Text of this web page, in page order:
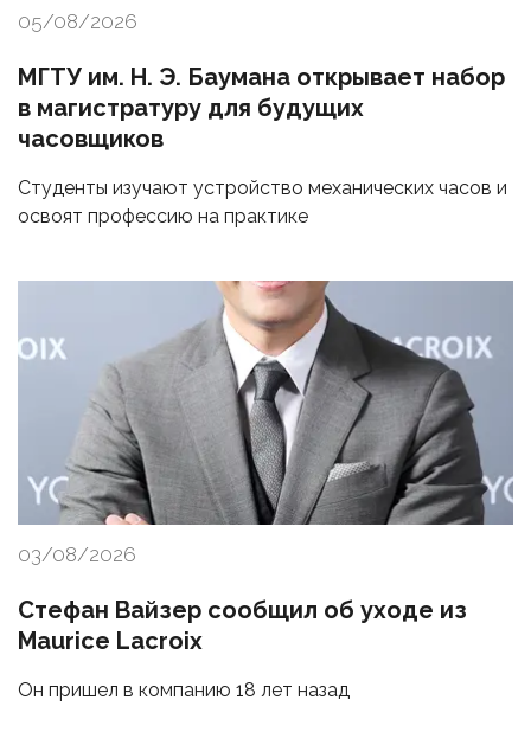
05/08/2026
МГТУ им. Н. Э. Баумана открывает набор
в магистратуру для будущих
часовщиков
Студенты изучают устройство механических часов и
освоят профессию на практике
03/08/2026
Стефан Вайзер сообщил об уходе из
Maurice Lacroix
Он пришел в компанию 18 лет назад